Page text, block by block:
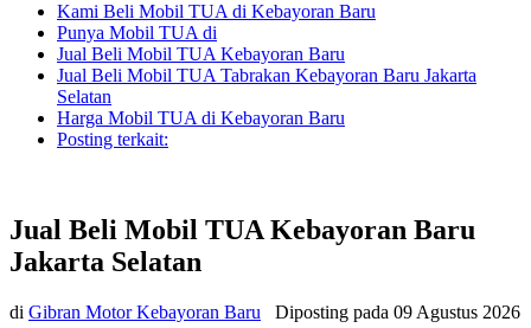
Kami Beli Mobil TUA di Kebayoran Baru
Punya Mobil TUA di
Jual Beli Mobil TUA Kebayoran Baru
Jual Beli Mobil TUA Tabrakan Kebayoran Baru Jakarta
Selatan
Harga Mobil TUA di Kebayoran Baru
Posting terkait:
Jual Beli Mobil TUA Kebayoran Baru
Jakarta Selatan
di Gibran Motor Kebayoran Baru Diposting pada 09 Agustus 2026